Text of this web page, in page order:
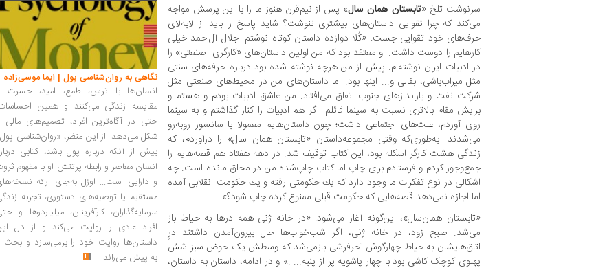
سرنوشت تلخ «تابستان همان سال» پس از نیم‌قرن هنوز ما را با این پرسش مواجه
می‌کند که چرا تقوایی داستان‌های بیشتری ننوشت؟ شاید پاسخ را باید از لابه‌لای
حرف‌های خود تقوایی جست: «كُلا دوازده داستان كوتاه نوشتم. جلال آل‌احمد خیلی
كارهایم را دوست داشت. او معتقد بود كه من اولین داستان‌های «كارگری- صنعتی» را
در ادبیات ایران نوشته‌ام. پیش از من هرچه نوشته شده بود درباره حرفه‌های سنتی
مثل میراب‌باشی، بقالی و... اینها بود. اما داستان‌های من در محیط‌های صنعتی مثل
شركت نفت و باراندازهای جنوب اتفاق می‌افتاد. من عاشق ادبیات بودم و هستم و
برایش مقام بالاتری نسبت به سینما قائلم. اگر هم ادبیات را كنار گذاشتم و به سینما
روی آوردم، علت‌های اجتماعی داشت؛ چون داستان‌هایم معمولا با سانسور روبه‌رو
می‌شدند. به‌طوری‌كه وقتی مجموعه‌داستان «تابستان همان سال» را درآوردم، كه
زندگی هشت كارگر اسكله بود، این كتاب توقیف شد. در دهه هفتاد هم قصه‌هایم را
جمع‌وجور كردم و فرستادم برای چاپ اما كتاب چاپ‌شده‌ من در محاق مانده است. چه
اشكالی در نوع تفكرات ما وجود دارد كه یك حكومتی رفته و یك حكومت انقلابی آمده
اما اجازه‌ نمی‌دهد قصه‌هایی كه حكومت قبلی ممنوع كرده چاپ شود؟»
«تابستان همان‌سال»، این‌گونه آغاز می‌شود: «در خانه­ ژنی همه­ درها به حیاط باز
می‌شد. صبح زود، در خانه ژنی، اگر شب‌خواب‌ها حال بیرون‌آمدن داشتند درِ
اتاق‌هایشان به حیاط چهارگوش آجرفرشی بازمی‌شد که وسطش یک حوض سبز شش
پهلوی کوچک کاشی بود با چهار پاشویه پر از پنبه... .» و در ادامه، داستان به داستان،
نگاهی به روان‌شناسی پول | ایما موسی‌زاده
انسان‌ها با ترس، طمع، امید، حسرت
مقایسه زندگی می‌کنند و همین
حتی در آگاه‌ترین افراد، تصمیم‌های مالی
شکل می‌دهد. از این منظر، «روان‌شناسی
بیش از آنکه درباره پول باشد، کتابی
انسان معاصر و رابطه پرتنش او با مفهوم
و دارایی است... اوزل به‌جای ارائه
مستقیم یا توصیه‌های دستوری، تجربه
سرمایه‌گذاران، کارآفرینان، میلیاردرها و
افراد عادی را روایت می‌کند و از دل
داستان‌ها روایت خود را برمی‌سازد و بحث
به پیش می‌راند ...